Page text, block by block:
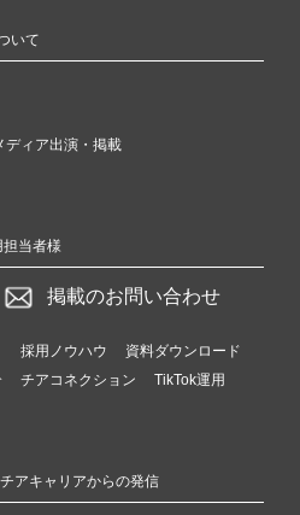
いて
ディア出演・掲載
当者様
掲載のお問い合わせ
採用ノウハウ
資料ダウンロード
チアコネクション
TikTok運用
チアキャリアからの発信